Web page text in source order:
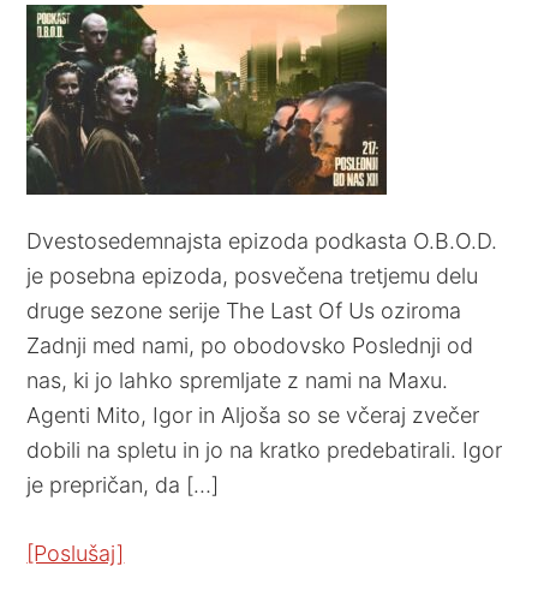
Dvestosedemnajsta epizoda podkasta O.B.O.D.
je posebna epizoda, posvečena tretjemu delu
druge sezone serije The Last Of Us oziroma
Zadnji med nami, po obodovsko Poslednji od
nas, ki jo lahko spremljate z nami na Maxu.
Agenti Mito, Igor in Aljoša so se včeraj zvečer
dobili na spletu in jo na kratko predebatirali. Igor
je prepričan, da […]
[Poslušaj]